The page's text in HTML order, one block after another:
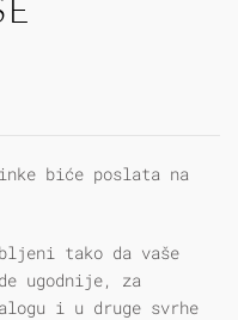
biće poslata na
tako da vaše
ugodnije, za
i u druge svrhe